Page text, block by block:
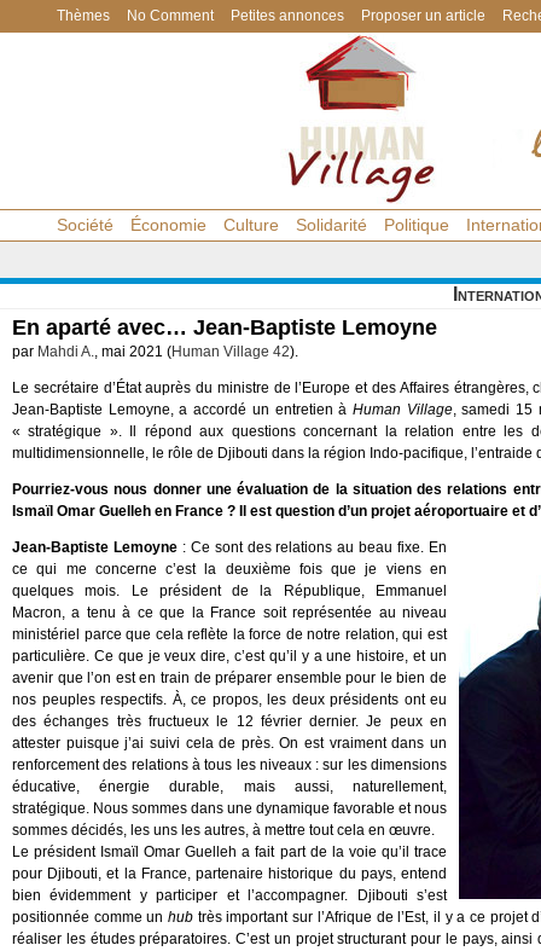
Thèmes No Comment Petites annonces Proposer un article
Société Économie Culture Solidarité Politique
En aparté avec… Jean-Baptiste Lemoyne
par Mahdi A., mai 2021 (Human Village 42).
Le secrétaire d’État auprès du ministre de l’Europe et des Affaires
Jean-Baptiste Lemoyne, a accordé un entretien à Human Village, samedi 15
« stratégique ». Il répond aux questions concernant la relation entre les
multidimensionnelle, le rôle de Djibouti dans la région Indo-pacifique,
Pourriez-vous nous donner une évaluation de la situation des relations
Ismaïl Omar Guelleh en France ? Il est question d’un projet aéroportuaire et
Jean-Baptiste Lemoyne: Ce sont des relations au beau fixe. En
ce qui me concerne c’est la deuxième fois que je viens en
quelques mois. Le président de la République, Emmanuel
Macron, a tenu à ce que la France soit représentée au niveau
ministériel parce que cela reflète la force de notre relation, qui est
particulière. Ce que je veux dire, c’est qu’il y a une histoire, et un
avenir que l’on est en train de préparer ensemble pour le bien de
nos peuples respectifs. À, ce propos, les deux présidents ont eu
des échanges très fructueux le 12 février dernier. Je peux en
attester puisque j’ai suivi cela de près. On est vraiment dans un
renforcement des relations à tous les niveaux : sur les dimensions
éducative, énergie durable, mais aussi, naturellement,
stratégique. Nous sommes dans une dynamique favorable et nous
sommes décidés, les uns les autres, à mettre tout cela en œuvre.
Le président Ismaïl Omar Guelleh a fait part de la voie qu’il trace
pour Djibouti, et la France, partenaire historique du pays, entend
bien évidemment y participer et l’accompagner. Djibouti s’est
positionnée comme unhub très important sur l’Afrique de l’Est, il y a ce projet
réaliser les études préparatoires. C’est un projet structurant pour le pays,